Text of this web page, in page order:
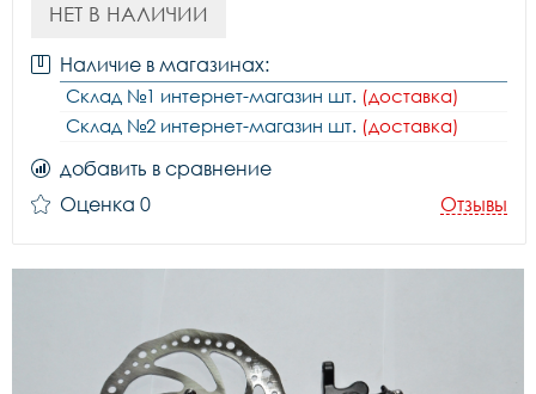
НЕТ В НАЛИЧИИ
Наличие в магазинах:
Склад №1 интернет-магазин шт. (доставка)
Склад №2 интернет-магазин шт. (доставка)
добавить в сравнение
Оценка 0
Отзывы